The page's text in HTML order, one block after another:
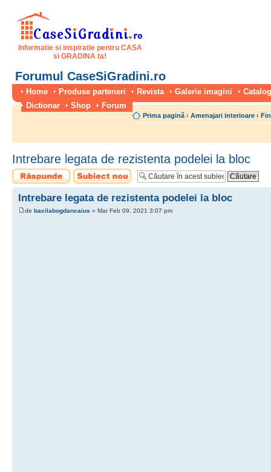
Informatie si inspiratie pentru CASA
si GRADINA ta!
Forumul CaseSiGradini.ro
Home Produse parteneri Revista Galerie imagini
Dictionar
Shop Forum
Prima pagină ‹ Amenajari interioare ‹
Intrebare legata de rezistenta podelei la bloc
Scrie un răspuns
Scrie un subiect
nou
Intrebare legata de rezistenta podelei la bloc
de bacilabogdancaius » Mar Feb 09, 2021 3:07 pm